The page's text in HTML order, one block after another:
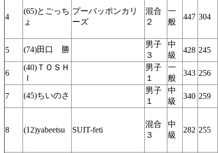
4
(65)とごっち
ょ
プーバッポンカリ
ーズ
混合
２
一
般
447 304
5 (74)田口 勝
男子
３
中
級
428 245
6
(40)ＴＯＳＨ
Ｉ
男子
１
一
般
343 256
7 (45)ちいのさ
男子
１
中
級
340 259
8 (12)yabeetsu SUIT-feti
混合
３
中
級
282 255